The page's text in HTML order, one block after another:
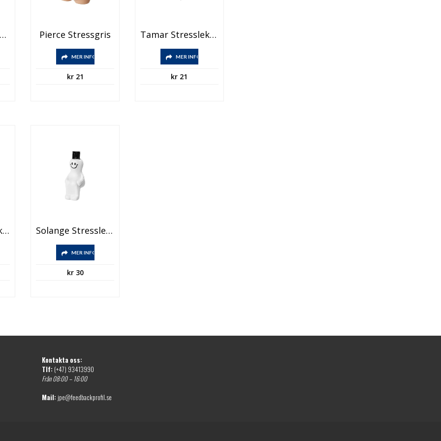
Pierce Stressgris
MER INFO
kr21
Tamar Stressleksak, Skåpbil
MER INFO
kr 21
Helene Stressleksak, Hus Solange Stressleksak, Tangentbordsborste
MER INFO
kr30
Kontakta oss:
Tlf: (+47) 93413990
Från 08:00 – 16:00
Mail: jpe@feedbackprofil.se